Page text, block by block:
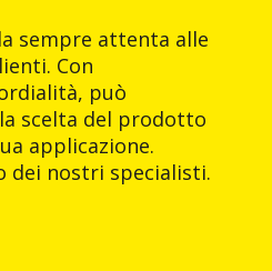
sempre attenta alle
Con
può
scelta del prodotto
applicazione.
dei nostri specialisti.